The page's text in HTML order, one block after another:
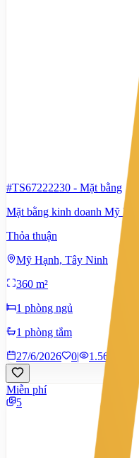
#TS67222230 - Mặt bằng
Mặt bằng kinh doanh Mỹ
Thỏa thuận
Mỹ Hạnh, Tây Ninh
360 m²
1 phòng ngủ
1 phòng tắm
27/6/2026
0| 1.564
Miễn phí
5